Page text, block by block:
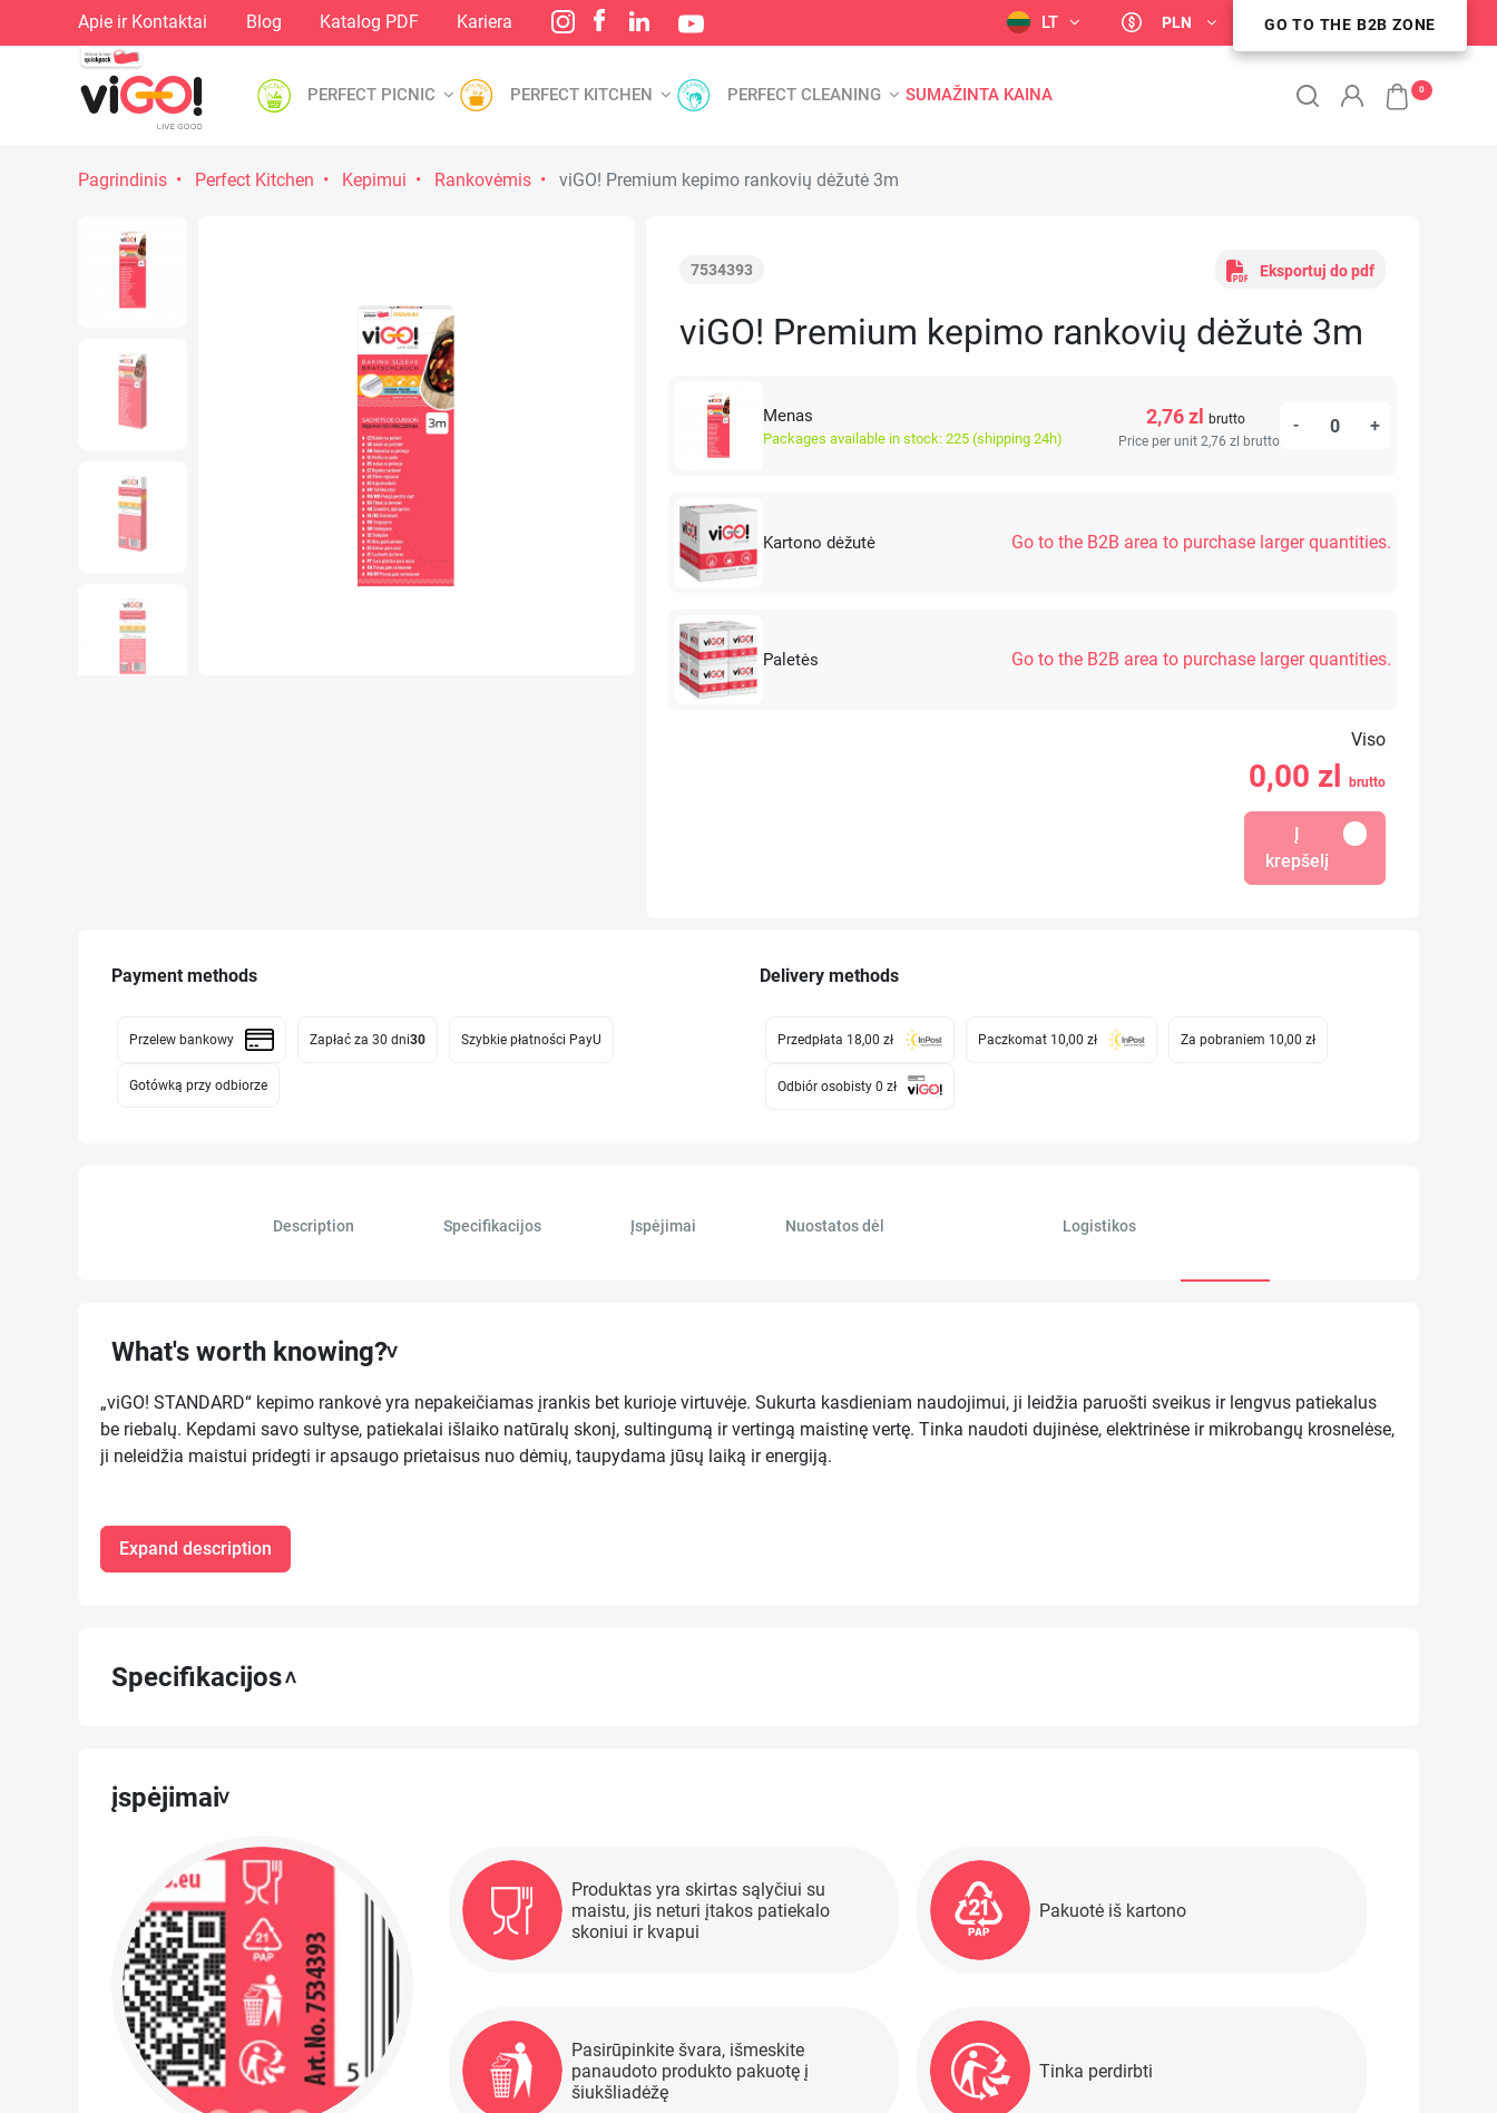
Apie ir Kontaktai Blog Katalog PDF Kariera LT PLN STREFA KLIENTA B2B
GO TO THE B2B ZONE
PERFECT PICNIC PERFECT KITCHEN PERFECT CLEANING SUMAŽINTA KAINA 0
Pagrindinis Perfect Kitchen Kepimui Rankovėmis viGO! Premium kepimo rankovių dėžutė 3m
7534393 Eksportuj do pdf
viGO! Premium kepimo rankovių dėžutė 3m
Menas
Packages available in stock: 225 (shipping 24h)
2,76 zlbrutto
Price per unit 2,76 zl brutto
- +
Kartono dėžutė Go to the B2B area to purchase larger quantities.
Paletės Go to the B2B area to purchase larger quantities.
Viso
0,00 zl brutto
Į
krepšelį
Payment methods
Przelew bankowy Zapłać za 30 dni30 Szybkie płatności PayU
Gotówką przy odbiorze
Delivery methods
Przedpłata 18,00 zł Paczkomat 10,00 zł Za pobraniem 10,00 zł
Odbiór osobisty 0 zł
Description Specifikacijos Įspėjimai Nuostatos dėl Logistikos
What's worth knowing?
„viGO! STANDARD“ kepimo rankovė yra nepakeičiamas įrankis bet kurioje virtuvėje. Sukurta kasdieniam naudojimui, ji leidžia paruošti sveikus ir lengvus patiekalus
be riebalų. Kepdami savo sultyse, patiekalai išlaiko natūralų skonį, sultingumą ir vertingą maistinę vertę. Tinka naudoti dujinėse, elektrinėse ir mikrobangų krosnelėse,
ji neleidžia maistui pridegti ir apsaugo prietaisus nuo dėmių, taupydama jūsų laiką ir energiją.
Expand description
Specifikacijos
įspėjimai
Produktas yra skirtas sąlyčiui su
maistu, jis neturi įtakos patiekalo
skoniui ir kvapui
Pakuotė iš kartono
Pasirūpinkite švara, išmeskite
panaudoto produkto pakuotę į
šiukšliadėžę
Tinka perdirbti